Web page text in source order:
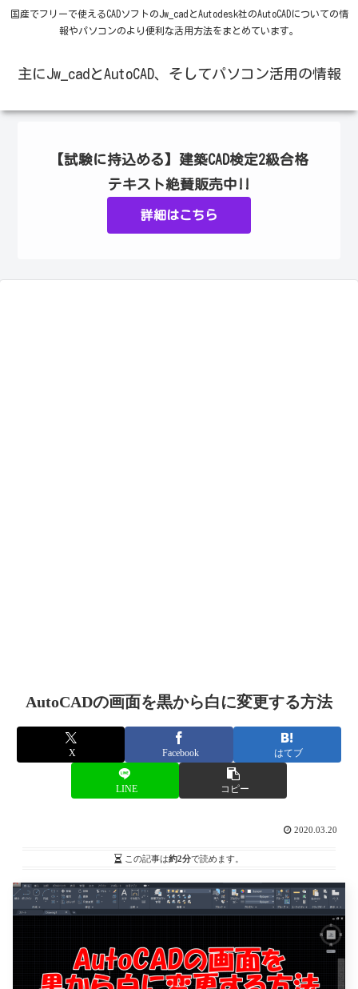
国産でフリーで使えるCADソフトのJw_cadとAutodesk社のAutoCADについての情
報やパソコンのより便利な活用方法をまとめています。
主にJw_cadとAutoCAD、そしてパソコン活用の情報
【試験に持込める】建築CAD検定2級合格
テキスト絶賛販売中!!
詳細はこちら
AutoCADの画面を黒から白に変更する方法
X Facebook はてブ
LINE コピー
2020.03.20
この記事は約2分で読めます。